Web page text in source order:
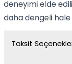
deneyimi elde
daha dengeli hale
Taksit